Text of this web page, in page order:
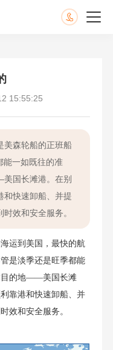
15:55:25
美森轮船的正班船
能一如既往的准
国长滩港。在别
和快速卸船、并提
效和安全服务。
运到美国，最快的航
是淡季还是旺季都能
目的地——美国长滩
靠港和快速卸船、并
效和安全服务。